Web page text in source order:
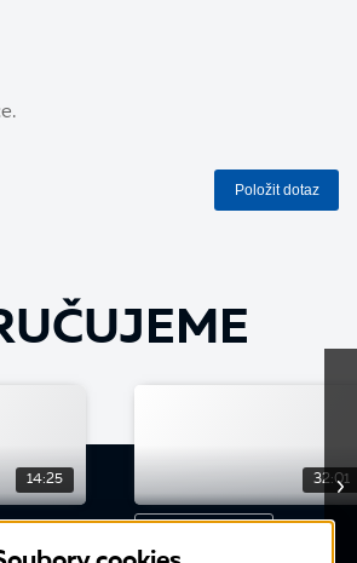
Položit dotaz
14:25 32:01